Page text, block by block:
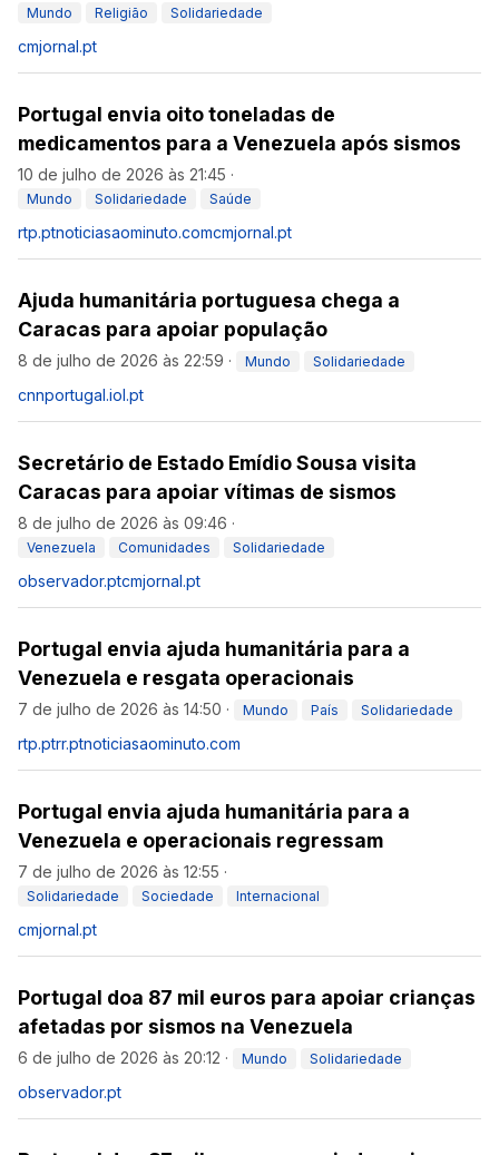
Mundo Religião Solidariedade
cmjornal.pt
Portugal envia oito toneladas de
medicamentos para a Venezuela após sismos
10 de julho de 2026 às 21:45 ·
Mundo Solidariedade Saúde
rtp.ptnoticiasaominuto.comcmjornal.pt
Ajuda humanitária portuguesa chega a
Caracas para apoiar população
8 de julho de 2026 às 22:59 · Mundo Solidariedade
cnnportugal.iol.pt
Secretário de Estado Emídio Sousa visita
Caracas para apoiar vítimas de sismos
8 de julho de 2026 às 09:46 ·
Venezuela Comunidades Solidariedade
observador.ptcmjornal.pt
Portugal envia ajuda humanitária para a
Venezuela e resgata operacionais
7 de julho de 2026 às 14:50 · Mundo País Solidariedade
rtp.ptrr.ptnoticiasaominuto.com
Portugal envia ajuda humanitária para a
Venezuela e operacionais regressam
7 de julho de 2026 às 12:55 ·
Solidariedade Sociedade Internacional
cmjornal.pt
Portugal doa 87 mil euros para apoiar crianças
afetadas por sismos na Venezuela
6 de julho de 2026 às 20:12 · Mundo Solidariedade
observador.pt